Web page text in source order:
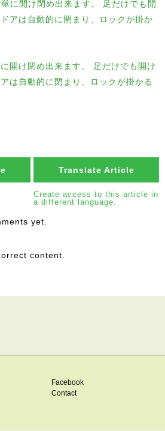
開け閉め出来ます。 足だけでも開け
は自動的に閉まり、ロックが掛かる
Translate Article
Create access to this article in
a different language.
yet.
content.
Facebook
Contact